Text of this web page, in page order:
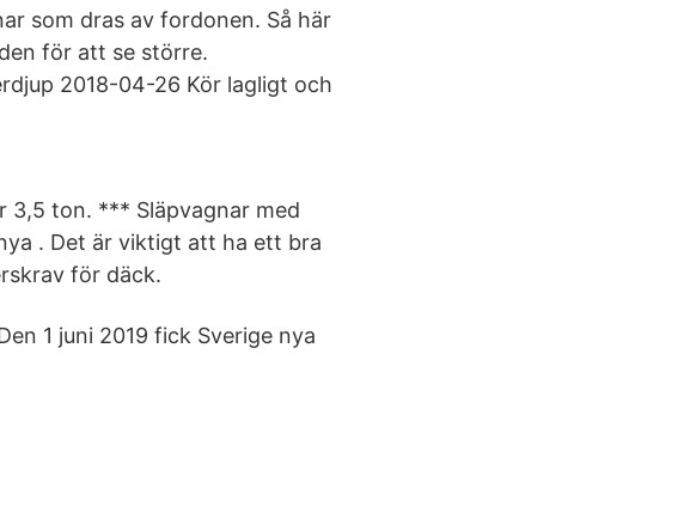
som dras av fordonen. Så här
för att se större.
2018-04-26 Kör lagligt och
3,5 ton. *** Släpvagnar med
. Det är viktigt att ha ett bra
för däck.
1 juni 2019 fick Sverige nya